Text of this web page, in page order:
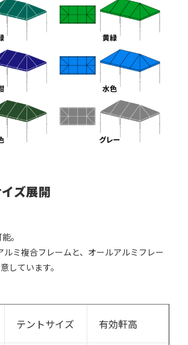
ズ展開
。
ルミ複合フレームと、オールアルミフレー
しています。
テントサイズ 有効軒高